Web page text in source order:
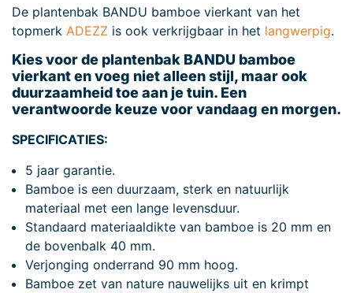
De plantenbak BANDU bamboe vierkant van het
topmerk ADEZZ is ook verkrijgbaar in het langwerpig.
Kies voor de plantenbak BANDU bamboe
vierkant en voeg niet alleen stijl, maar ook
duurzaamheid toe aan je tuin. Een
verantwoorde keuze voor vandaag en morgen.
SPECIFICATIES:
5 jaar garantie.
Bamboe is een duurzaam, sterk en natuurlijk
materiaal met een lange levensduur.
Standaard materiaaldikte van bamboe is 20 mm en
de bovenbalk 40 mm.
Verjonging onderrand 90 mm hoog.
Bamboe zet van nature nauwelijks uit en krimpt